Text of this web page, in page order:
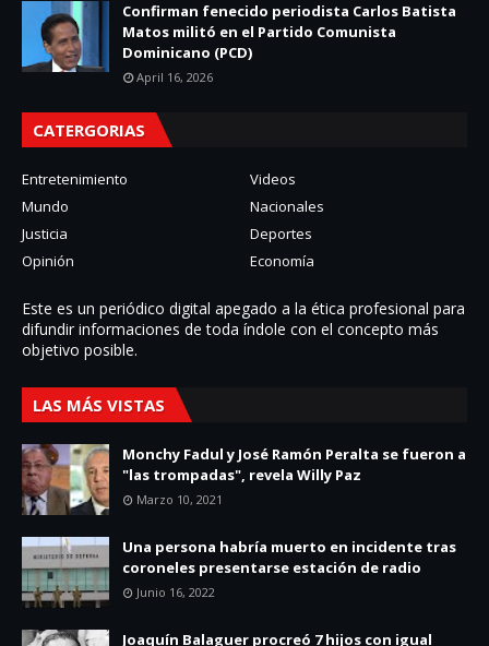
Confirman fenecido periodista Carlos Batista
Matos militó en el Partido Comunista
Dominicano (PCD)
April 16, 2026
CATERGORIAS
Entretenimiento
Videos
Mundo
Nacionales
Justicia
Deportes
Opinión
Economía
Este es un periódico digital apegado a la ética profesional para
difundir informaciones de toda í­ndole con el concepto más
objetivo posible.
LAS MÁS VISTAS
Monchy Fadul y José Ramón Peralta se fueron a
"las trompadas", revela Willy Paz
Marzo 10, 2021
Una persona habría muerto en incidente tras
coroneles presentarse estación de radio
Junio 16, 2022
Joaquín Balaguer procreó 7 hijos con igual